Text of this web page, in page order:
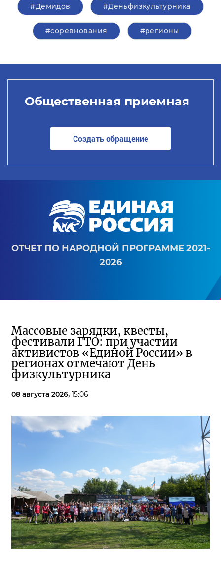
#Демидов #Деньфизкультурника
#соревнования #регионы
Общественная приемная
Создать обращение
ОТЧЕТ ПО НАРОДНОЙ ПРОГРАММЕ 2021-
2026
Массовые зарядки, квесты,
фестивали ГТО: при участии
активистов «Единой России» в
регионах отмечают День
физкультурника
08 августа 2026, 15:06